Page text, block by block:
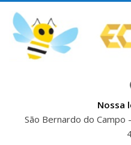
content
Nossa
São Bernardo do Campo